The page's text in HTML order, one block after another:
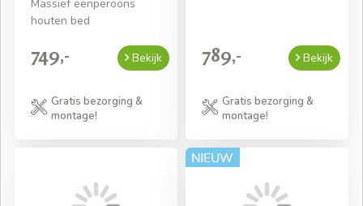
Massief eenperoons
houten bed
749,- Bekijk
Gratis bezorging &
montage!
789,- Bekijk
Gratis bezorging &
montage!